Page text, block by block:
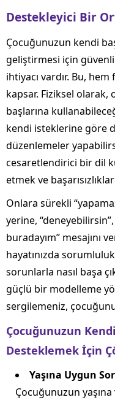
Destekleyici Bir
Çocuğunuzun kendi
geliştirmesi için
ihtiyacı vardır. Bu,
kapsar. Fiziksel olarak,
başlarına
kendi isteklerine göre
düzenlemeler
cesaretlendirici bir dil
etmek ve
Onlara sürekli
yerine,
buradayım” mesajını
hayatınızda
sorunlarla nasıl başa
güçlü bir modelleme
sergilemeniz,
Çocuğunuzun
Desteklemek İçin
Yaşına Uygun
Çocuğunuzun